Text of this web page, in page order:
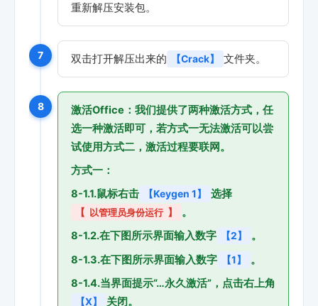
重新解压安装包。
7 双击打开解压出来的 【Crack】 文件夹。
8
激活Office：我们提供了两种激活方式，任
选一种激活即可，若方式一无法激活可以尝
试使用方式二，激活过程要联网。
方式一：
8-1.1.鼠标右击
【Keygen 1】 选择
【 以管理员身份运行 】
。
8-1.2.在下图所示界面输入数字
【2】
。
8-1.3.在下图所示界面输入数字
【1】
。
8-1.4.当界面提示“…永久激活”，点击右上角
【X】
关闭。